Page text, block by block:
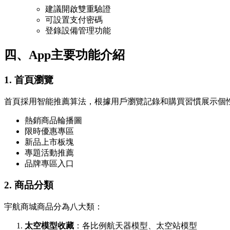
建議開啟雙重驗證
可設置支付密碼
登錄設備管理功能
四、App主要功能介紹
1. 首頁瀏覽
首頁採用智能推薦算法，根據用戶瀏覽記錄和購買習慣展示個
熱銷商品輪播圖
限時優惠專區
新品上市板塊
專題活動推薦
品牌專區入口
2. 商品分類
宇航商城商品分為八大類：
太空模型收藏 ：各比例航天器模型、太空站模型